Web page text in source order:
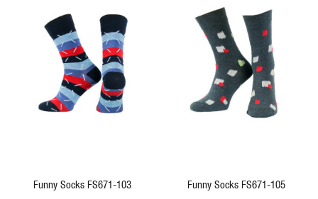
QUICK VIEW
Funny Socks FS671-103
QUICK VIEW
Funny Socks FS671-105